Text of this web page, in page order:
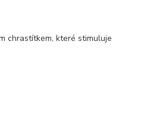
chrastítkem, které stimuluje